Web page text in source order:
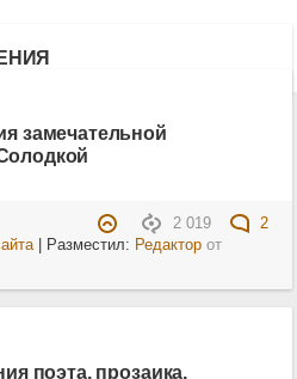
замечательной
2 019
2
| Разместил: Редакторот
поэта, прозаика,